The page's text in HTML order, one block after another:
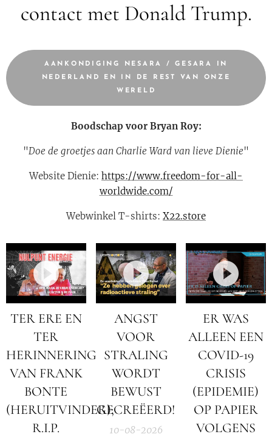
contact met Donald Trump.
AANKONDIGING NESARA / GESARA IN
NEDERLAND EN IN DE REST VAN ONZE
WERELD
Boodschap voor Bryan Roy:
"Doe de groetjes aan Charlie Ward van lieve Dienie"
Website Dienie: https://www.freedom-for-all-
worldwide.com/
Webwinkel T-shirts: X22.store
TER ERE EN
TER
HERINNERING
VAN FRANK
BONTE
(HERUITVINDER);
R.I.P.
ANGST
VOOR
STRALING
WORDT
BEWUST
GECREËERD!
10-08-2026
ER WAS
ALLEEN EEN
COVID-19
CRISIS
(EPIDEMIE)
OP PAPIER
VOLGENS